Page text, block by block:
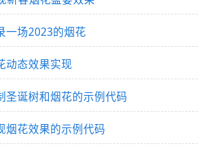
一场2023的烟花
动态效果实现
圣诞树和烟花的示例代码
烟花效果的示例代码